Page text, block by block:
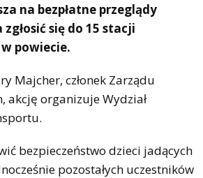
na bezpłatne przeglądy
się do 15 stacji
powiecie.
Majcher, członek Zarządu
akcję organizuje Wydział
bezpieczeństwo dzieci jadących
pozostałych uczestników